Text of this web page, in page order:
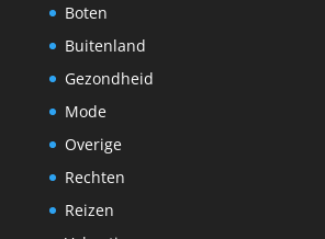
Boten
Buitenland
Gezondheid
Mode
Overige
Rechten
Reizen